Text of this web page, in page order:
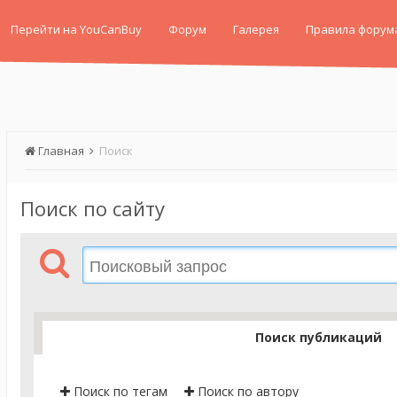
Перейти на YouCanBuy Форум Галерея Правила
Главная Поиск
Поиск по сайту
Поиск публикаций
Поиск по тегам Поиск по автору